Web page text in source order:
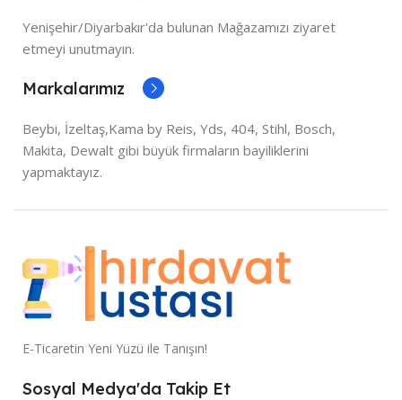
Yenişehir/Diyarbakır'da bulunan Mağazamızı ziyaret
etmeyi unutmayın.
Markalarımız
Beybi, İzeltaş,Kama by Reis, Yds, 404, Stihl, Bosch,
Makita, Dewalt gibi büyük firmaların bayiliklerini
yapmaktayız.
E-Ticaretin Yeni Yüzü ile Tanışın!
Sosyal Medya'da Takip Et